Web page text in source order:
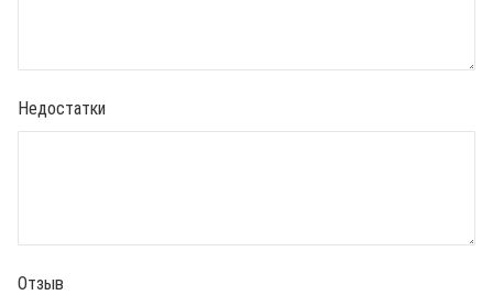
Недостатки
Отзыв